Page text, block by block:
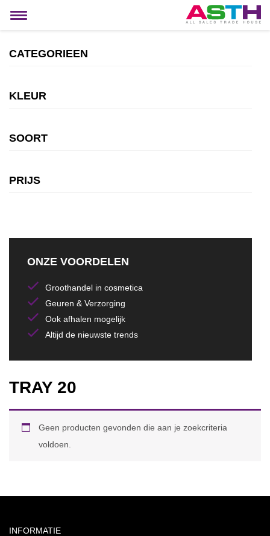
Toggle
CATEGORIEEN
KLEUR
SOORT
PRIJS
ONZE VOORDELEN
Groothandel in cosmetica
Geuren & Verzorging
Ook afhalen mogelijk
Altijd de nieuwste trends
TRAY 20
Geen producten gevonden die aan je zoekcriteria
voldoen.
INFORMATIE